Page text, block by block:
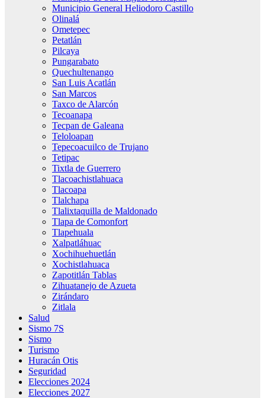
Municipio General Heliodoro Castillo
Olinalá
Ometepec
Petatlán
Pilcaya
Pungarabato
Quechultenango
San Luis Acatlán
San Marcos
Taxco de Alarcón
Tecoanapa
Tecpan de Galeana
Teloloapan
Tepecoacuilco de Trujano
Tetipac
Tixtla de Guerrero
Tlacoachistlahuaca
Tlacoapa
Tlalchapa
Tlalixtaquilla de Maldonado
Tlapa de Comonfort
Tlapehuala
Xalpatláhuac
Xochihuehuetlán
Xochistlahuaca
Zapotitlán Tablas
Zihuatanejo de Azueta
Zirándaro
Zitlala
Salud
Sismo 7S
Sismo
Turismo
Huracán Otis
Seguridad
Elecciones 2024
Elecciones 2027